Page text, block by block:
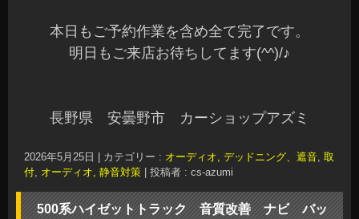
本日もご予約作業を含め全て完了です。
明日もご来店お待ちしてます(^^)/♪
長野県 安曇野市 カーショップアズミ
2026年5月25日 | カテゴリー : オーディオ, デッドニング、遮音 取
付 オーディオ, 静音対策 | 投稿者 : cs-azumi
500系ハイゼットトラック 音質改善 ナビ バッ